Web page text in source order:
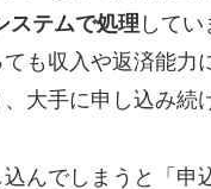
ステムで処理 して
も収入や返済能力
大手に申し込み続
んでしまうと「申